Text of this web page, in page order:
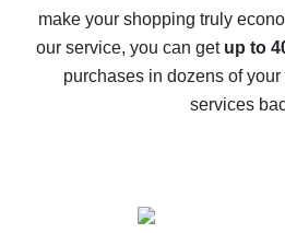
The best cash back service
compare
make your shopping truly
our service, you can get up to
purchases in dozens of
services